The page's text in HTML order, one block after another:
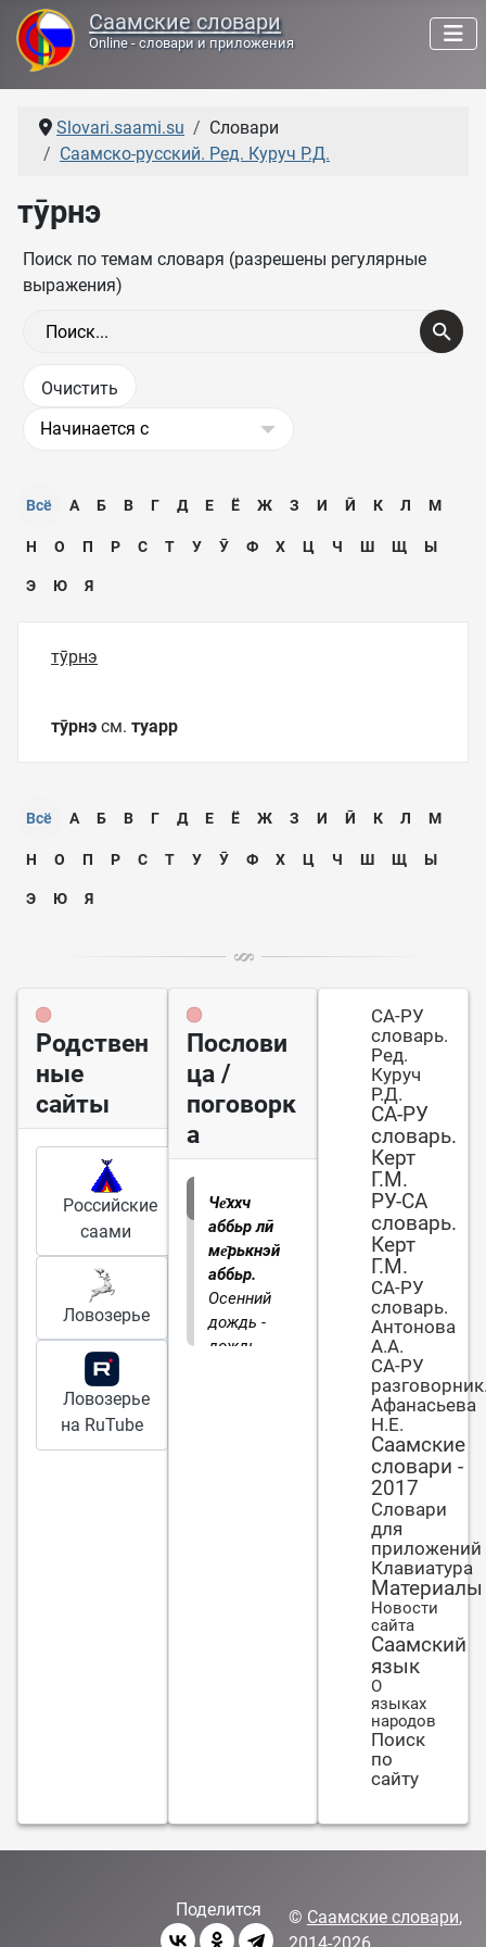
Саамские словари
Online - словари и приложения
Slovari.saami.su
Словари
Саамско-русский. Ред. Куруч Р.Д.
тӯрнэ
Поиск по темам словаря (разрешены регулярные
выражения)
Всё А Б В Г Д Е Ё Ж З И Ӣ К Л М
Н О П Р С Т У Ӯ Ф Х Ц Ч Ш Щ Ы
Э Ю Я
тӯрнэ
тӯрнэ см. туарр
Всё А Б В Г Д Е Ё Ж З И Ӣ К Л М
Н О П Р С Т У Ӯ Ф Х Ц Ч Ш Щ Ы
Э Ю Я
Родствен
ные
сайты
Российские
саами
Ловозерье
Ловозерье
на RuTube
Послови
ца /
поговорк
а
Че̄ххч
аббьр лӣ
ме̄рькнэй
аббьр.
Осенний
дождь -
дождь
СА-РУ
словарь.
Ред.
Куруч
Р.Д.
СА-РУ
словарь.
Керт
Г.М.
РУ-СА
словарь.
Керт
Г.М.
СА-РУ
словарь.
Антонова
А.А.
СА-РУ
Афанасьева
Н.Е.
Саамские
словари -
2017
Словари
для
приложений
Клавиатура
Материалы
Новости
сайта
Саамский
язык
О
языках
народов
Поиск
по
сайту
Поделится © Саамские словари,